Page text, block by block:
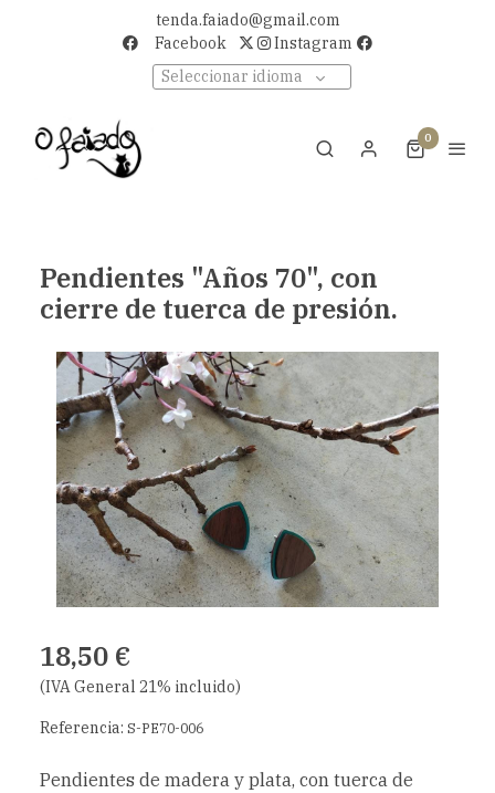
tenda.faiado@gmail.com
Facebook
Instagram
Seleccionar idioma
0
Pendientes "Años 70", con
cierre de tuerca de presión.
18,50 €
(IVA General 21% incluido)
Referencia: S-PE70-006
Pendientes de madera y plata, con tuerca de